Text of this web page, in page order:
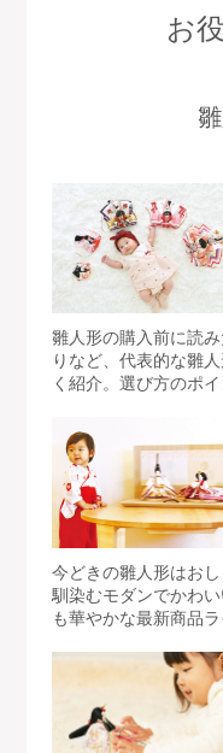
お
雛人形の購入前に読
りなど、代表的な雛
く紹介。選び方のポ
今どきの雛人形はお
馴染むモダンでかわ
も華やかな最新商品